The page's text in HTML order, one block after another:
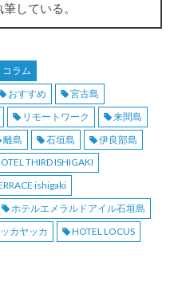
している。
コラム
おすすめ
宮古島
リモートワーク
来間島
離島 石垣島
伊良部島
THIRD ISHIGAKI
ishigaki
ホテルエメラルドアイル石垣島
カヤッカ
HOTEL LOCUS